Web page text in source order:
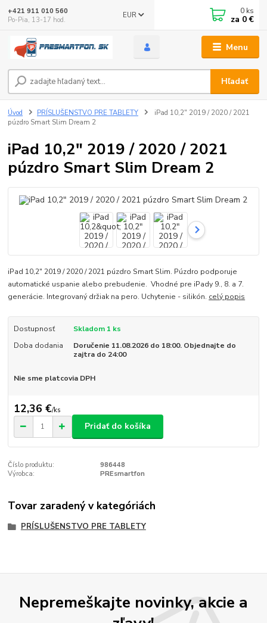
Menu
EUR
Hľadať
+421 911 010 560
Po-Pia, 13-17 hod.
0 ks
za 0 €
Úvod PRÍSLUŠENSTVO PRE TABLETY
iPad 10,2" 2019 / 2020 / 2021
púzdro Smart Slim Dream 2
iPad 10,2" 2019 / 2020 / 2021
púzdro Smart Slim Dream 2
iPad 10,2" 2019 / 2020 / 2021 púzdro Smart Slim. Púzdro podporuje
automatické uspanie alebo prebudenie. Vhodné pre iPady 9., 8. a 7.
generácie. Integrovaný držiak na pero. Uchytenie - silikón. celý popis
Dostupnosť
Skladom 1 ks
Doba dodania
Doručenie 11.08.2026 do 18:00. Objednajte do
zajtra do 24:00
Nie sme platcovia DPH
12,36 €/ks
Pridať do košíka
Číslo produktu:
986448
Výrobca:
PREsmartfon
Tovar zaradený v kategóriách
PRÍSLUŠENSTVO PRE TABLETY
Nepremeškajte novinky, akcie a